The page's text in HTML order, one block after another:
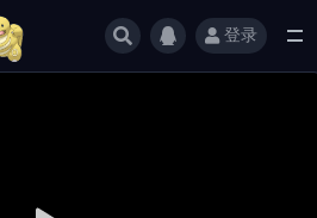
登录